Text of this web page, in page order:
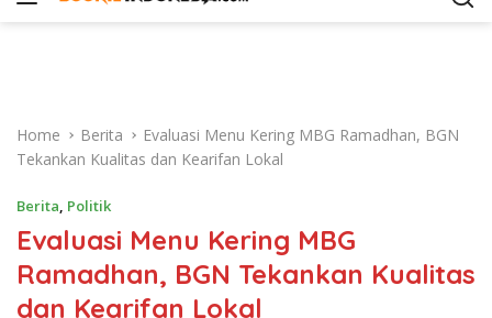
Home Berita
Evaluasi Menu Kering MBG Ramadhan, BGN
Tekankan Kualitas dan Kearifan Lokal
Berita, Politik
Evaluasi Menu Kering MBG
Ramadhan, BGN Tekankan Kualitas
dan Kearifan Lokal